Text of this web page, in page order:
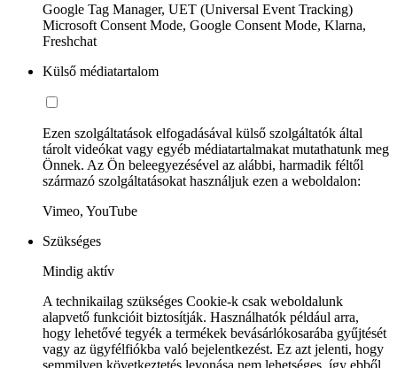
Google Tag Manager, UET (Universal Event Tracking)
Microsoft Consent Mode, Google Consent Mode, Klarna,
Freshchat
Külső médiatartalom
Ezen szolgáltatások elfogadásával külső szolgáltatók által
tárolt videókat vagy egyéb médiatartalmakat mutathatunk meg
Önnek. Az Ön beleegyezésével az alábbi, harmadik féltől
származó szolgáltatásokat használjuk ezen a weboldalon:
Vimeo, YouTube
Szükséges
Mindig aktív
A technikailag szükséges Cookie-k csak weboldalunk
alapvető funkcióit biztosítják. Használhatók például arra,
hogy lehetővé tegyék a termékek bevásárlókosarába gyűjtését
vagy az ügyfélfiókba való bejelentkezést. Ez azt jelenti, hogy
semmilyen következtetés levonása nem lehetséges, így ebből